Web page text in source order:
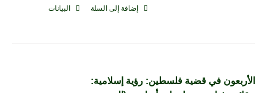
إضافة إلى السلة البيانات
الأربعون في قضية فلسطين: رؤية إسلامية: